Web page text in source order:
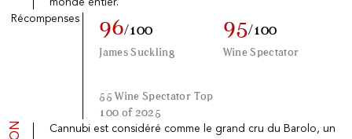
Rue des Sablières 5 - 1242 Satigny
English
monde entier.
Récompenses
96/100
James Suckling
95/100
Wine Spectator
55 Wine Spectator Top
100 of 2025
Cannubi est considéré comme le grand cru du Barolo, un